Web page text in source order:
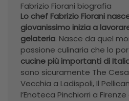
Fabrizio Fiorani biografia
Lo chef Fabrizio Fiorani
giovanissimo inizia a
gelateria. Nasce da quel
passione culinaria che lo
cucine più importanti di
sono sicuramente The
Vecchia a Ladispoli, Il
l’Enoteca Pinchiorri a Firenze